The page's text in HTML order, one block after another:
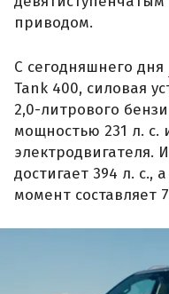
приводом.
С сегодняшнего дня
Tank 400, силовая
2,0-литрового
мощностью 231 л. с.
электродвигателя.
достигает 394 л. с.,
момент составляет